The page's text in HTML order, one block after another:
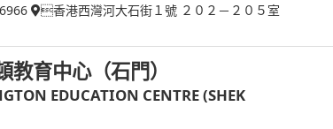
香港西灣河大石街１號 ２０２－２０５室
教育中心（石門）
EDUCATION CENTRE (SHEK